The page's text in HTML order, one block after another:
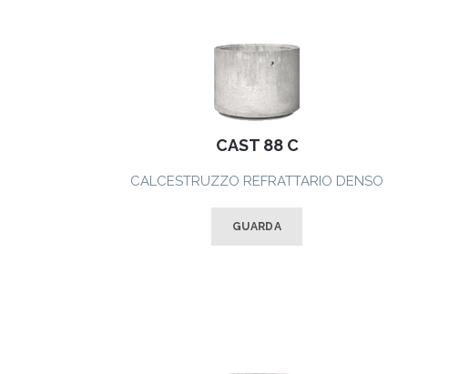
CAST 88 C
CALCESTRUZZO REFRATTARIO DENSO
GUARDA